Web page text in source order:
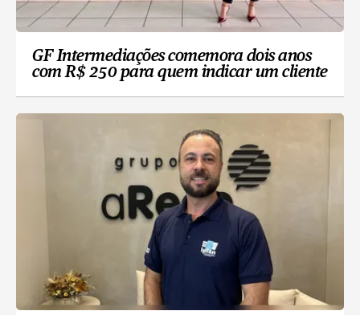
GF Intermediações comemora dois anos
com R$ 250 para quem indicar um cliente